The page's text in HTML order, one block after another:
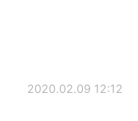
2020.02.09 12:12